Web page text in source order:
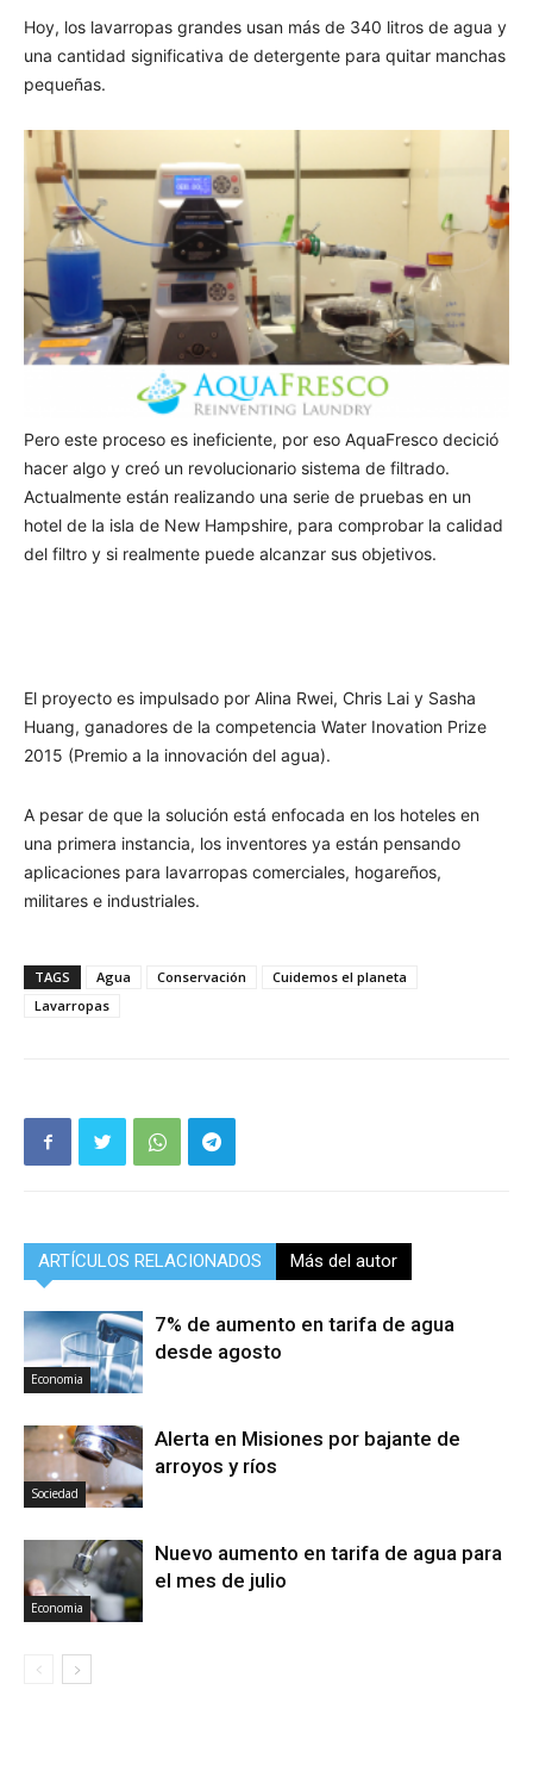
Hoy, los lavarropas grandes usan más de 340 litros de agua y
una cantidad significativa de detergente para quitar manchas
pequeñas.
Pero este proceso es ineficiente, por eso AquaFresco decició
hacer algo y creó un revolucionario sistema de filtrado.
Actualmente están realizando una serie de pruebas en un
hotel de la isla de New Hampshire, para comprobar la calidad
del filtro y si realmente puede alcanzar sus objetivos.
El proyecto es impulsado por Alina Rwei, Chris Lai y Sasha
Huang, ganadores de la competencia Water Inovation Prize
2015 (Premio a la innovación del agua).
A pesar de que la solución está enfocada en los hoteles en
una primera instancia, los inventores ya están pensando
aplicaciones para lavarropas comerciales, hogareños,
militares e industriales.
TAGS Agua Conservación
Cuidemos el planeta
Lavarropas
ARTÍCULOS RELACIONADOS Más del autor
Economia
7% de aumento en tarifa de agua
desde agosto
Sociedad
Alerta en Misiones por bajante de
arroyos y ríos
Economia
Nuevo aumento en tarifa de agua para
el mes de julio